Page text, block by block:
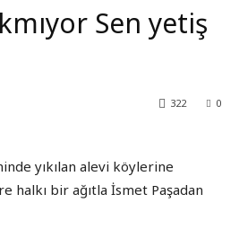
Sen yetiş
0
322
yıkılan alevi köylerine
halkı bir ağıtla İsmet Paşadan